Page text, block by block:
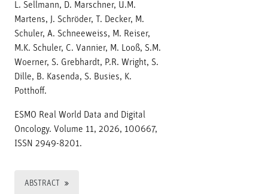
L. Sellmann, D. Marschner, U.M.
Martens, J. Schröder, T. Decker, M.
Schuler, A. Schneeweiss, M. Reiser,
M.K. Schuler, C. Vannier, M. Looß, S.M.
Woerner, S. Grebhardt, P.R. Wright, S.
Dille, B. Kasenda, S. Busies, K.
Potthoff.
ESMO Real World Data and Digital
Oncology. Volume 11, 2026, 100667,
ISSN 2949-8201.
ABSTRACT